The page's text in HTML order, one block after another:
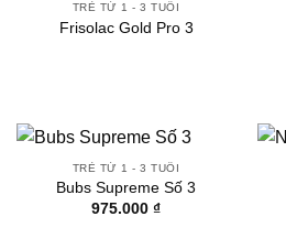
TRẺ TỪ 1 - 3 TUỔI
Frisolac Gold Pro 3
TRẺ TỪ 1 - 3 TUỔI
Bubs Supreme Số 3
975.000 ₫